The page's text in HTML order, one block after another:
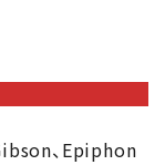
、Epiphon